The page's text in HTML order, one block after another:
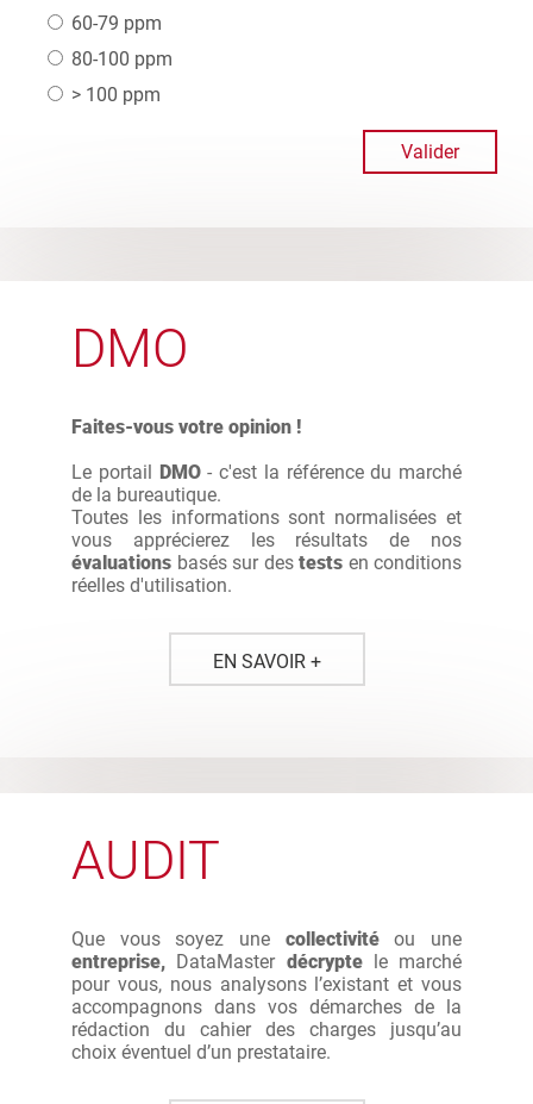
60-79 ppm
80-100 ppm
> 100 ppm
DMO
Faites-vous votre opinion !
Le portail DMO- c'est la référence du marché
de la bureautique.
Toutes les informations sont normalisées et
vous apprécierez les résultats de nos
évaluations basés sur des tests en conditions
réelles d'utilisation.
EN SAVOIR +
AUDIT
Que vous soyez une collectivitéou une
entreprise, DataMaster décryptele marché
pour vous, nous analysons l’existant et vous
accompagnons dans vos démarches de la
rédaction du cahier des charges jusqu’au
choix éventuel d’un prestataire.